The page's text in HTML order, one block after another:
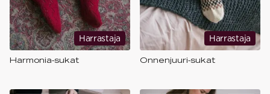
Harrastaja
Harmonia-sukat
Harrastaja
Onnenjuuri-sukat